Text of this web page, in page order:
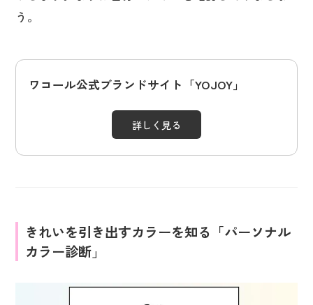
う。
ワコール公式ブランドサイト「YOJOY」
詳しく見る
きれいを引き出すカラーを知る「パーソナル
カラー診断」